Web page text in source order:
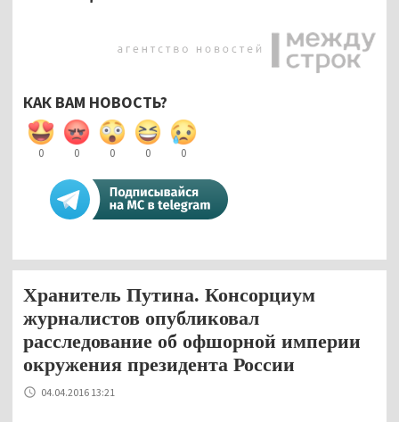
КАК ВАМ НОВОСТЬ?
0 0 0 0 0
Хранитель Путина. Консорциум
журналистов опубликовал
расследование об офшорной империи
окружения президента России
04.04.2016 13:21